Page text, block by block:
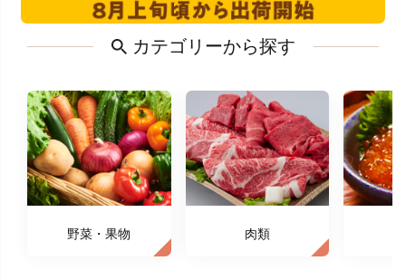
カテゴリーから探す
野菜・果物 肉類